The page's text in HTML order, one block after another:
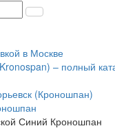
в Москве
– полный
(Кроношпан)
Синий Кроношпан